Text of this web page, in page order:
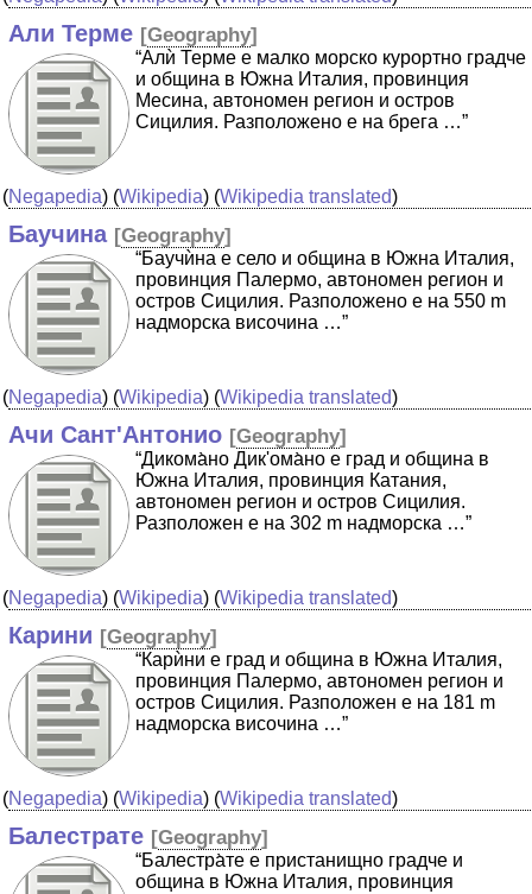
Али Терме [Geography]
“Алѝ Терме е малко морско курортно градче
и община в Южна Италия, провинция
Месина, автономен регион и остров
Сицилия. Разположено е на брега …”
(Negapedia) (Wikipedia) (Wikipedia translated)
Баучина [Geography]
“Баучѝна е село и община в Южна Италия,
провинция Палермо, автономен регион и
остров Сицилия. Разположено е на 550 m
надморска височина …”
(Negapedia) (Wikipedia) (Wikipedia translated)
Ачи Сант'Антонио [Geography]
“Дикома̀но Дик'ома̀но е град и община в
Южна Италия, провинция Катания,
автономен регион и остров Сицилия.
Разположен е на 302 m надморска …”
(Negapedia) (Wikipedia) (Wikipedia translated)
Карини [Geography]
“Карѝни е град и община в Южна Италия,
провинция Палермо, автономен регион и
остров Сицилия. Разположен е на 181 m
надморска височина …”
(Negapedia) (Wikipedia) (Wikipedia translated)
Балестрате [Geography]
“Балестра̀те е пристанищно градче и
община в Южна Италия, провинция